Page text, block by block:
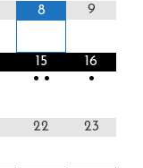
8 9
15
• •
16
•
22 23